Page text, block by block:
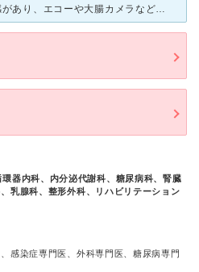
5ヶ月前から右側腹部に違和感があり、エコーや大腸カメラなどして異常がないのでそのまま放置していたら、激痛ではないですが違和感と攣ったような痛みが出始めたので心配になりMRIで詳しくみてもらおうと来院し
器内科、内分泌代謝科、糖尿病科、腎臓
乳腺科、整形外科、リハビリテーション
感染症専門医、外科専門医、糖尿病専門